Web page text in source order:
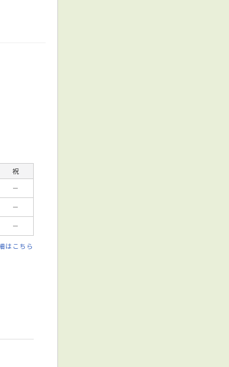
祝
－
－
－
はこちら